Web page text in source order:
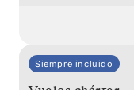
Siempre incluido